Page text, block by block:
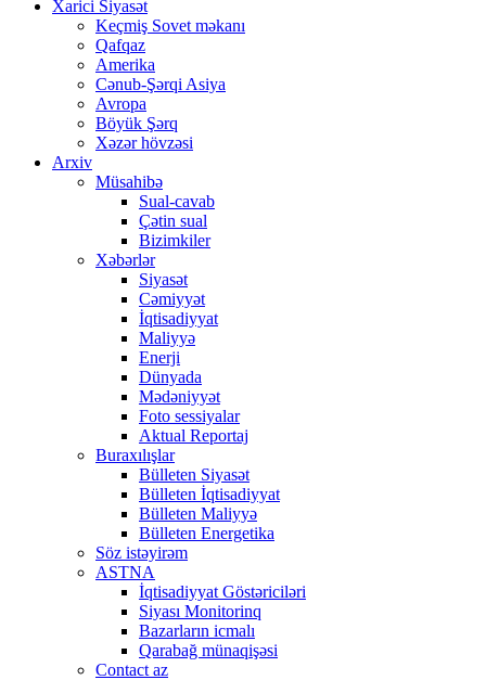
Xarici Siyasət
Keçmiş Sovet məkanı
Qafqaz
Amerika
Cənub-Şərqi Asiya
Avropa
Böyük Şərq
Xəzər hövzəsi
Arxiv
Müsahibə
Sual-cavab
Çətin sual
Bizimkiler
Xəbərlər
Siyasət
Cəmiyyət
İqtisadiyyat
Maliyyə
Enerji
Dünyada
Mədəniyyət
Foto sessiyalar
Aktual Reportaj
Buraxılışlar
Bülleten Siyasət
Bülleten İqtisadiyyat
Bülleten Maliyyə
Bülleten Energetika
Söz istəyirəm
ASTNA
İqtisadiyyat Göstəriciləri
Siyası Monitorinq
Bazarların icmalı
Qarabağ münaqişəsi
Contact az